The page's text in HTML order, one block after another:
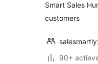
Smart Sales
customers
90+